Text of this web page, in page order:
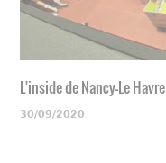
L'inside de Nancy-Le Havre
30/09/2020